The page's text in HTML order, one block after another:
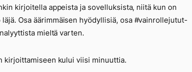
kirjoitella appeista ja sovelluksista, niitä kun on
Osa äärimmäisen hyödyllisiä, osa #vainrollejutut-
mieltä varten.
kirjoittamiseen kului viisi minuuttia.